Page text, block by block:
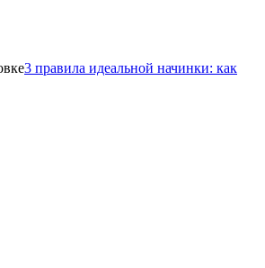
3 правила идеальной начинки: как